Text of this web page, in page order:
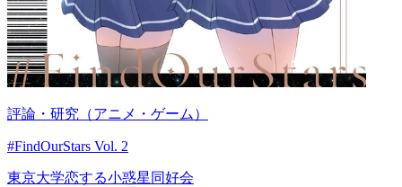
評論・研究（アニメ・ゲーム）
#FindOurStars Vol. 2
東京大学恋する小惑星同好会